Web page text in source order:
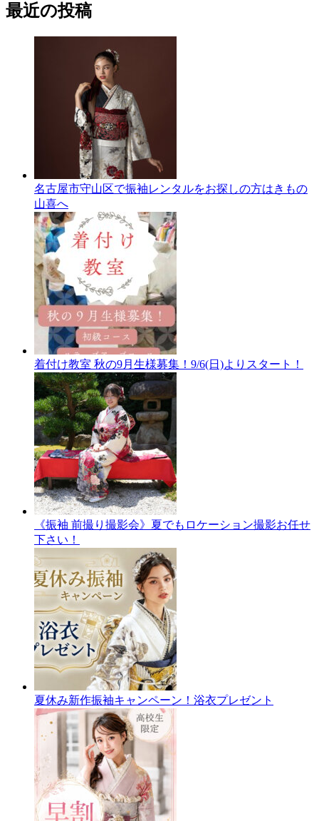
カ
イ
最近の投稿
名古屋市守山区で振袖レンタルをお探しの方はきもの
山喜へ
着付け教室 秋の9月生様募集！9/6(日)よりスタート！
《振袖 前撮り撮影会》夏でもロケーション撮影お任せ
下さい！
夏休み新作振袖キャンペーン！浴衣プレゼント